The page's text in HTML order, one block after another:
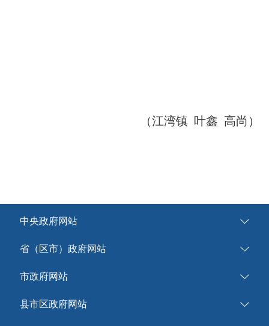
（江湾镇 叶鑫 高尚）
中央政府网站
省（区市）政府网站
市政府网站
县市区政府网站